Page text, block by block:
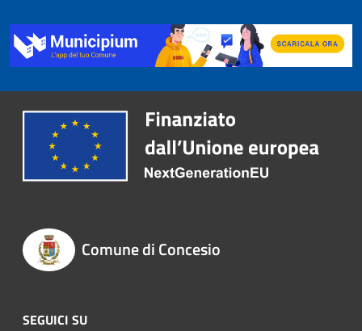
Comune di Concesio
SEGUICI SU